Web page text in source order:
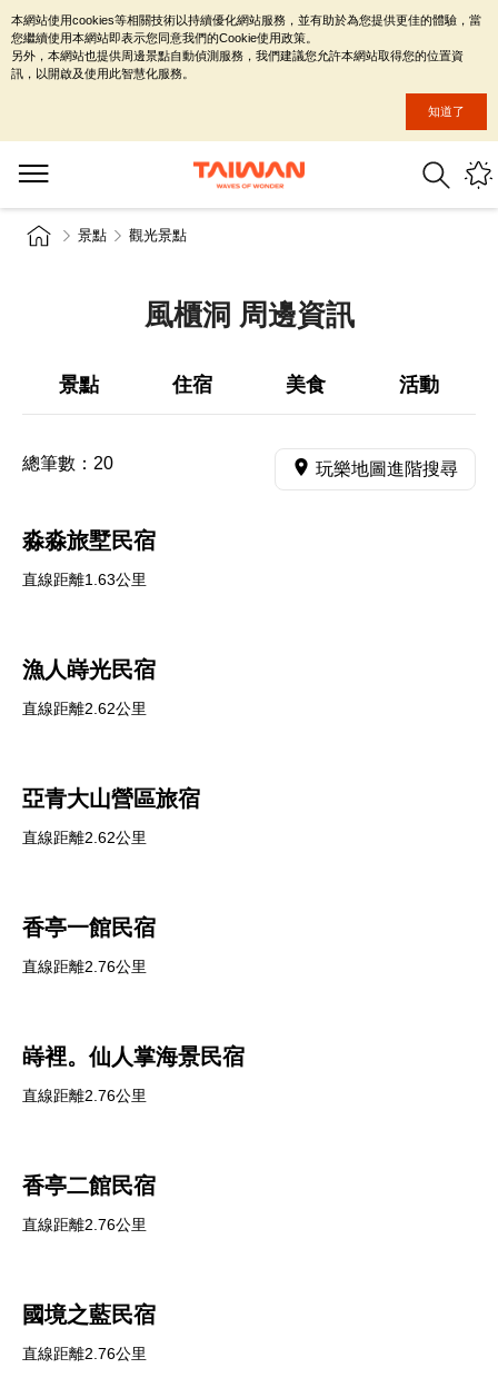
景點 觀光景點
風櫃洞 周邊資訊
景點 住宿 美食 活動
總筆數： 20 玩樂地圖進階搜尋
淼淼旅墅民宿
直線距離1.63公里
漁人嵵光民宿
直線距離2.62公里
亞青大山營區旅宿
直線距離2.62公里
香亭一館民宿
直線距離2.76公里
嵵裡。仙人掌海景民宿
直線距離2.76公里
香亭二館民宿
直線距離2.76公里
國境之藍民宿
直線距離2.76公里
本網站使用cookies等相關技術以持續優化網站服務，並有助於為您提供更佳的體驗，當
您繼續使用本網站即表示您同意我們的Cookie使用政策。
另外，本網站也提供周邊景點自動偵測服務，我們建議您允許本網站取得您的位置資
訊，以開啟及使用此智慧化服務。
知道了